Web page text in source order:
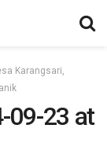
Karangsari,
09-23 at